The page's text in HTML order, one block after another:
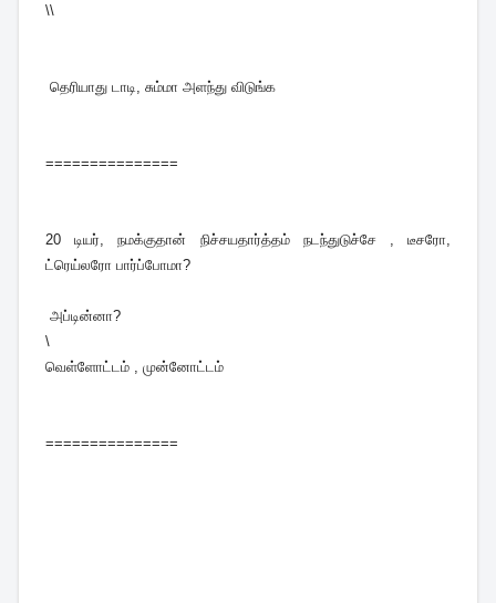
\\
தெரியாது டாடி, சும்மா அளந்து விடுங்க
===============
20டியர், நமக்குதான் நிச்சயதார்த்தம் நடந்துடுச்சே , டீசரோ,
ட்ரெய்லரோ பார்ப்போமா?
அப்டின்னா?
\
வெள்ளோட்டம் , முன்னோட்டம்
===============